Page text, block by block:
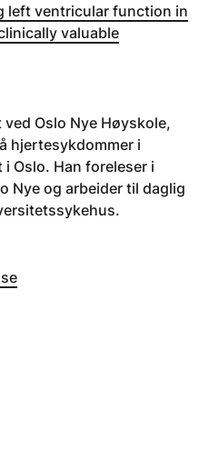
left ventricular function in
valuable
Oslo Nye Høyskole,
hjertesykdommer i
Oslo. Han foreleser i
Nye og arbeider til daglig